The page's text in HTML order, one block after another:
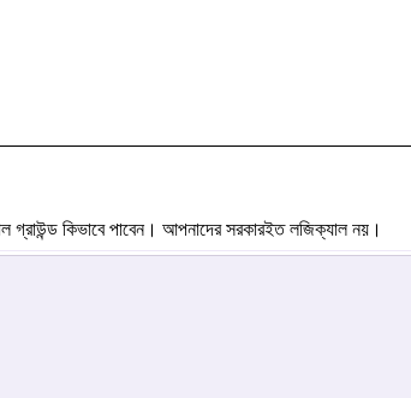
কিভাবে পাবেন। আপনাদের সরকারইত লজিক্যাল নয়।